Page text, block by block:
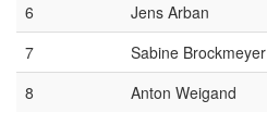
6
Jens Arban
7
Sabine Brockmeyer
8
Anton Weigand